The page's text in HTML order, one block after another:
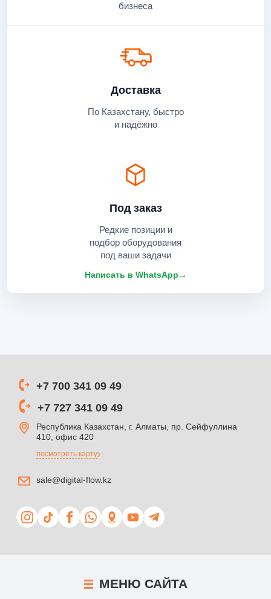
бизнеса
Под заказ
Редкие позиции и
подбор оборудования
под ваши задачи
Написать в WhatsApp→
Доставка
По Казахстану, быстро
и надёжно
+7 700 341 09 49
+7 727 341 09 49
Республика Казахстан, г. Алматы, пр. Сейфуллина
410, офис 420
посмотреть карту
sale@digital-flow.kz
МЕНЮ САЙТА